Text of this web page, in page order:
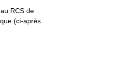
RCS de
(ci-après